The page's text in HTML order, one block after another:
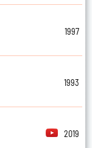
1997
1993
2019